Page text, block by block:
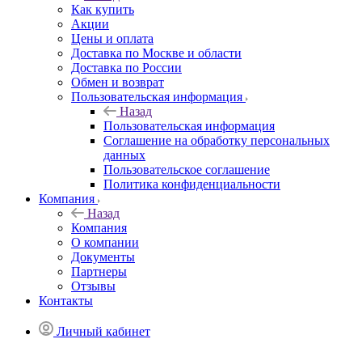
Как купить
Акции
Цены и оплата
Доставка по Москве и области
Доставка по России
Обмен и возврат
Пользовательская информация
Назад
Пользовательская информация
Соглашение на обработку персональных
данных
Пользовательское соглашение
Политика конфиденциальности
Компания
Назад
Компания
О компании
Документы
Партнеры
Отзывы
Контакты
Личный кабинет